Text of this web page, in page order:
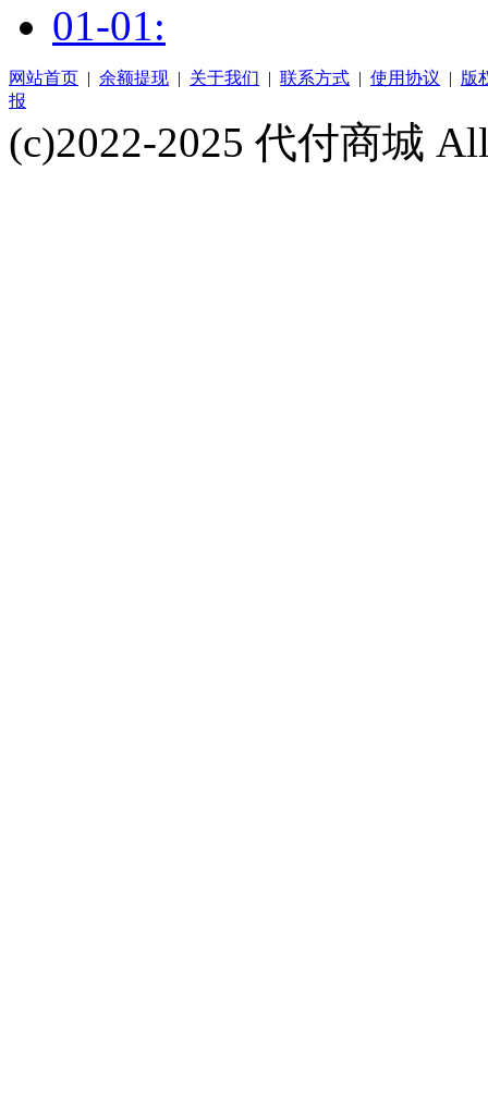
01-01:
网站首页 | 余额提现 | 关于我们 | 联系方式 | 使用协议 | 版
报
(c)2022-2025 代付商城